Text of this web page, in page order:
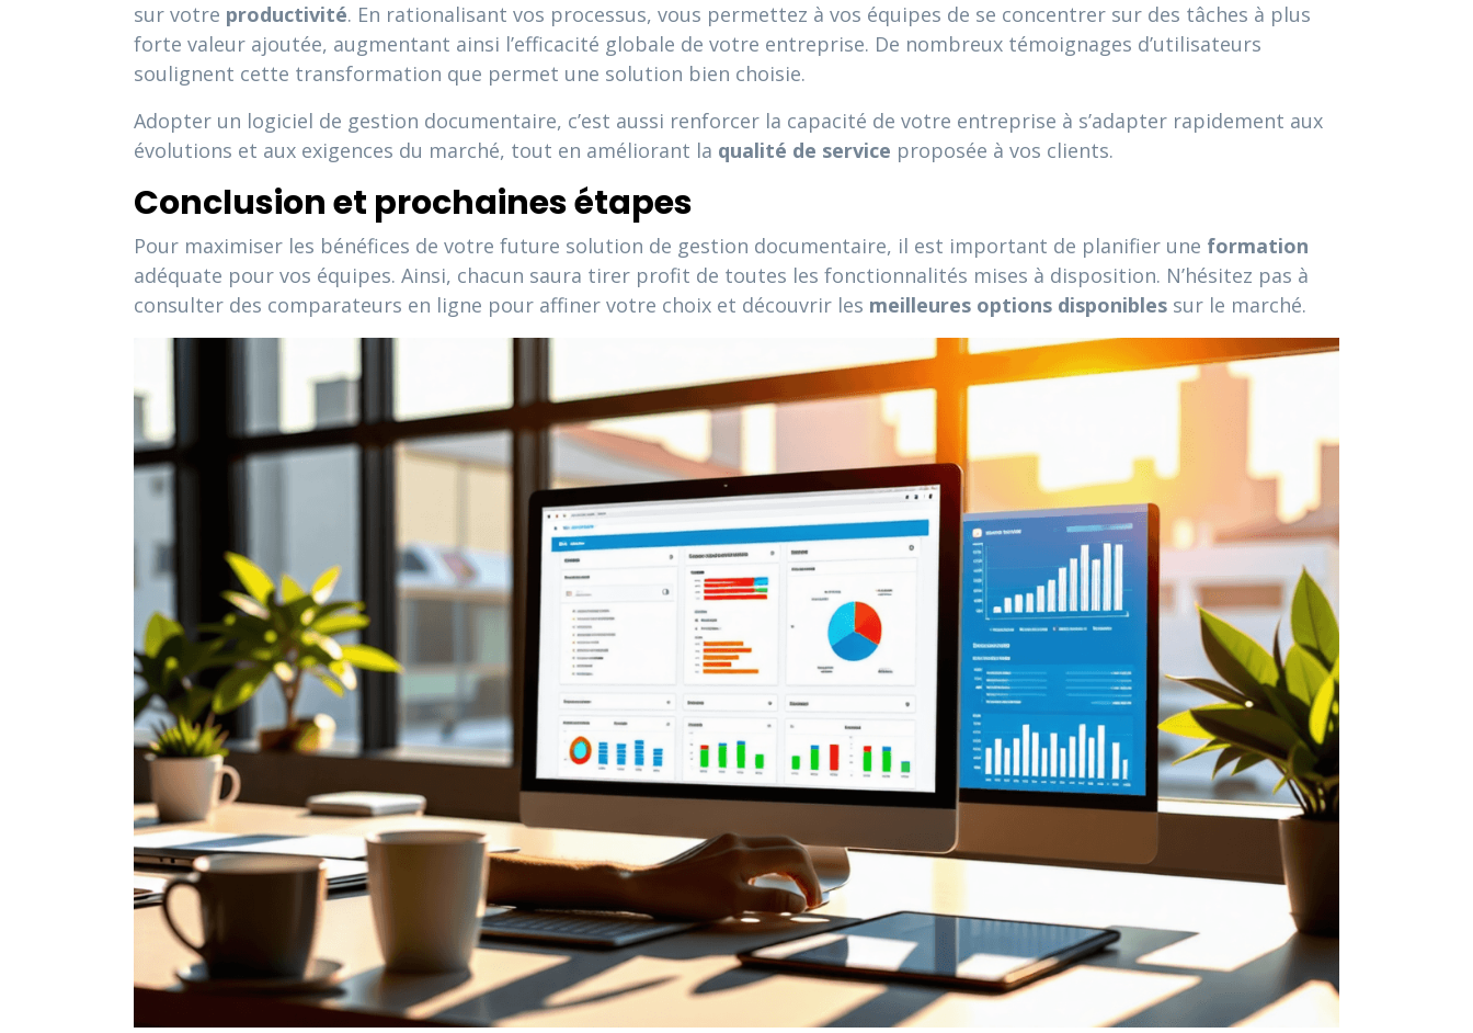
sur votre productivité. En rationalisant vos processus, vous permettez à vos équipes de se concentrer sur des tâches à plus
forte valeur ajoutée, augmentant ainsi l’efficacité globale de votre entreprise. De nombreux témoignages d’utilisateurs
soulignent cette transformation que permet une solution bien choisie.
Adopter un logiciel de gestion documentaire, c’est aussi renforcer la capacité de votre entreprise à s’adapter rapidement aux
évolutions et aux exigences du marché, tout en améliorant la qualité de service proposée à vos clients.
Conclusion et prochaines étapes
Pour maximiser les bénéfices de votre future solution de gestion documentaire, il est important de planifier une formation
adéquate pour vos équipes. Ainsi, chacun saura tirer profit de toutes les fonctionnalités mises à disposition. N’hésitez pas à
consulter des comparateurs en ligne pour affiner votre choix et découvrir les meilleures options disponibles sur le marché.